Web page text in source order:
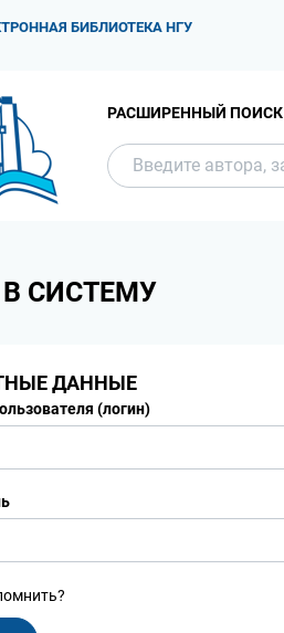
БИБЛИОТЕКА НГУ
РАСШИРЕННЫЙ ПОИСК
СИСТЕМУ
ДАННЫЕ
(логин)